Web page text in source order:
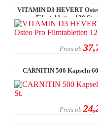
VITAMIN D3 HEVERT
Filmtabletten 120 St.
Preis ab
CARNITIN 500 Kapseln
Preis ab